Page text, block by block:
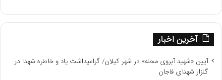
آخرین اخبار
آیین «شهید آبروی محله» در شهر کیلان/ گرامیداشت یاد و خاطره شهدا در
گلزار شهدای فاجان